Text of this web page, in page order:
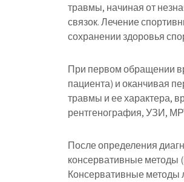
травмы, начиная от
связок. Лечение
сохранении здоровья
При первом обращении
пациента) и оканчивая
травмы и ее характера,
рентгенография, УЗИ,
После определения
консервативные методы
Консервативные методы